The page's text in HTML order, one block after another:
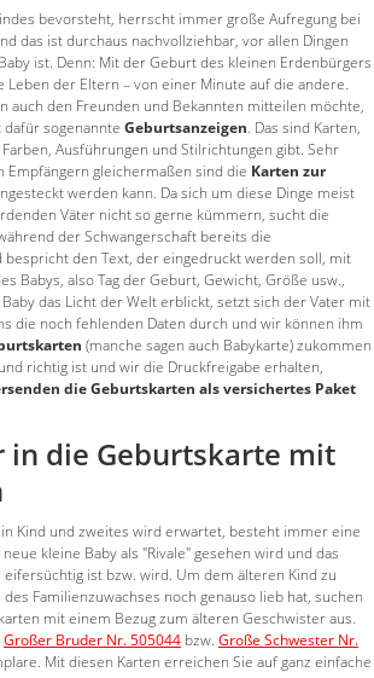
bevorsteht, herrscht immer große Aufregung bei
das ist durchaus nachvollziehbar, vor allen Dingen
ist. Denn: Mit der Geburt des kleinen Erdenbürgers
Leben der Eltern – von einer Minute auf die andere.
auch den Freunden und Bekannten mitteilen möchte,
sogenannte Geburtsanzeigen. Das sind Karten,
Ausführungen und Stilrichtungen gibt. Sehr
Empfängern gleichermaßen sind die Karten zur
werden kann. Da sich um diese Dinge meist
Väter nicht so gerne kümmern, sucht die
der Schwangerschaft bereits die
bespricht den Text, der eingedruckt werden soll, mit
Babys, also Tag der Geburt, Gewicht, Größe usw.,
das Licht der Welt erblickt, setzt sich der Vater mit
die noch fehlenden Daten durch und wir können ihm
(manche sagen auch Babykarte) zukommen
richtig ist und wir die Druckfreigabe erhalten,
die Geburtskarten als versichertes Paket
in die Geburtskarte mit
Kind und zweites wird erwartet, besteht immer eine
kleine Baby als "Rivale" gesehen wird und das
ist bzw. wird. Um dem älteren Kind zu
Familienzuwachses noch genauso lieb hat, suchen
mit einem Bezug zum älteren Geschwister aus.
Großer Bruder Nr. 505044 bzw. Große Schwester Nr.
Mit diesen Karten erreichen Sie auf ganz einfache